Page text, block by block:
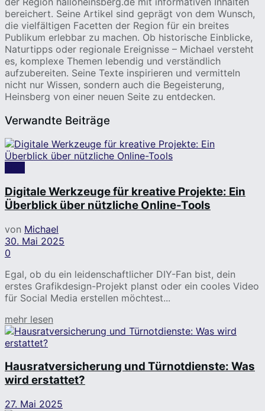
bereichert. Seine Artikel sind geprägt von dem Wunsch,
die vielfältigen Facetten der Region für ein breites
Publikum erlebbar zu machen. Ob historische Einblicke,
Naturtipps oder regionale Ereignisse – Michael versteht
es, komplexe Themen lebendig und verständlich
aufzubereiten. Seine Texte inspirieren und vermitteln
nicht nur Wissen, sondern auch die Begeisterung,
Heinsberg von einer neuen Seite zu entdecken.
Verwandte Beiträge
Digitale Werkzeuge für kreative Projekte: Ein
Überblick über nützliche Online-Tools
von Michael
30. Mai 2025
0
Egal, ob du ein leidenschaftlicher DIY-Fan bist, dein
erstes Grafikdesign-Projekt planst oder ein cooles Video
für Social Media erstellen möchtest...
mehr lesen
Hausratversicherung und Türnotdienste: Was
wird erstattet?
27. Mai 2025